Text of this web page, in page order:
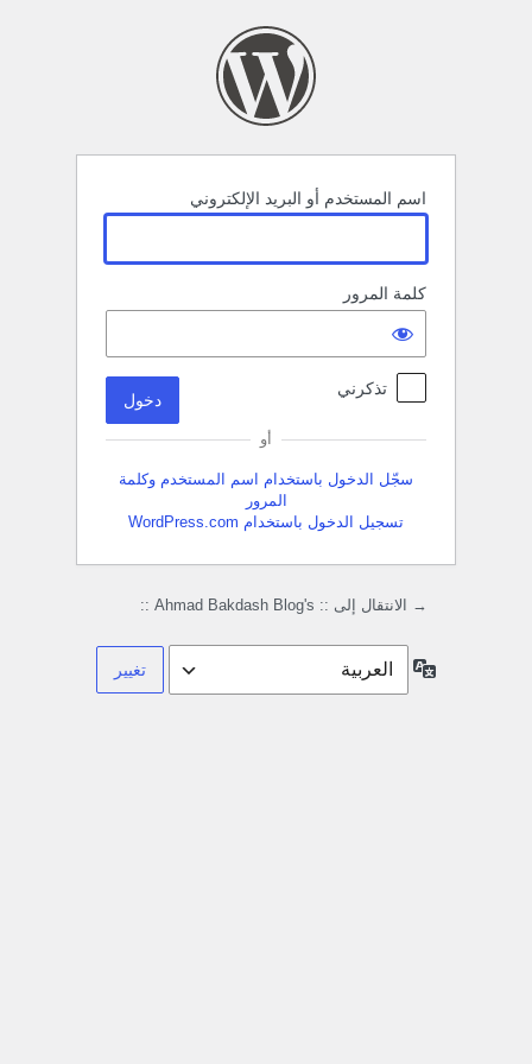
اسم المستخدم أو البريد الإلكتروني
كلمة المرور
تذكرني
أو
سجّل الدخول باستخدام اسم المستخدم وكلمة
المرور
تسجيل الدخول باستخدام WordPress.com
→ الانتقال إلى :: Ahmad Bakdash Blog's ::
اللغة